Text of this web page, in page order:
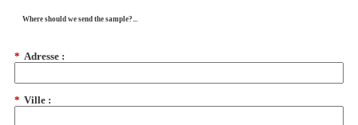
Where should we send the sample?...
* Adresse :
* Ville :